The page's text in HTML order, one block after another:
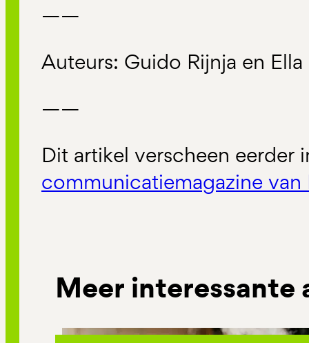
——
Auteurs: Guido Rijnja en
——
Dit artikel verscheen eerder
communicatiemagazine van
Meer interessante